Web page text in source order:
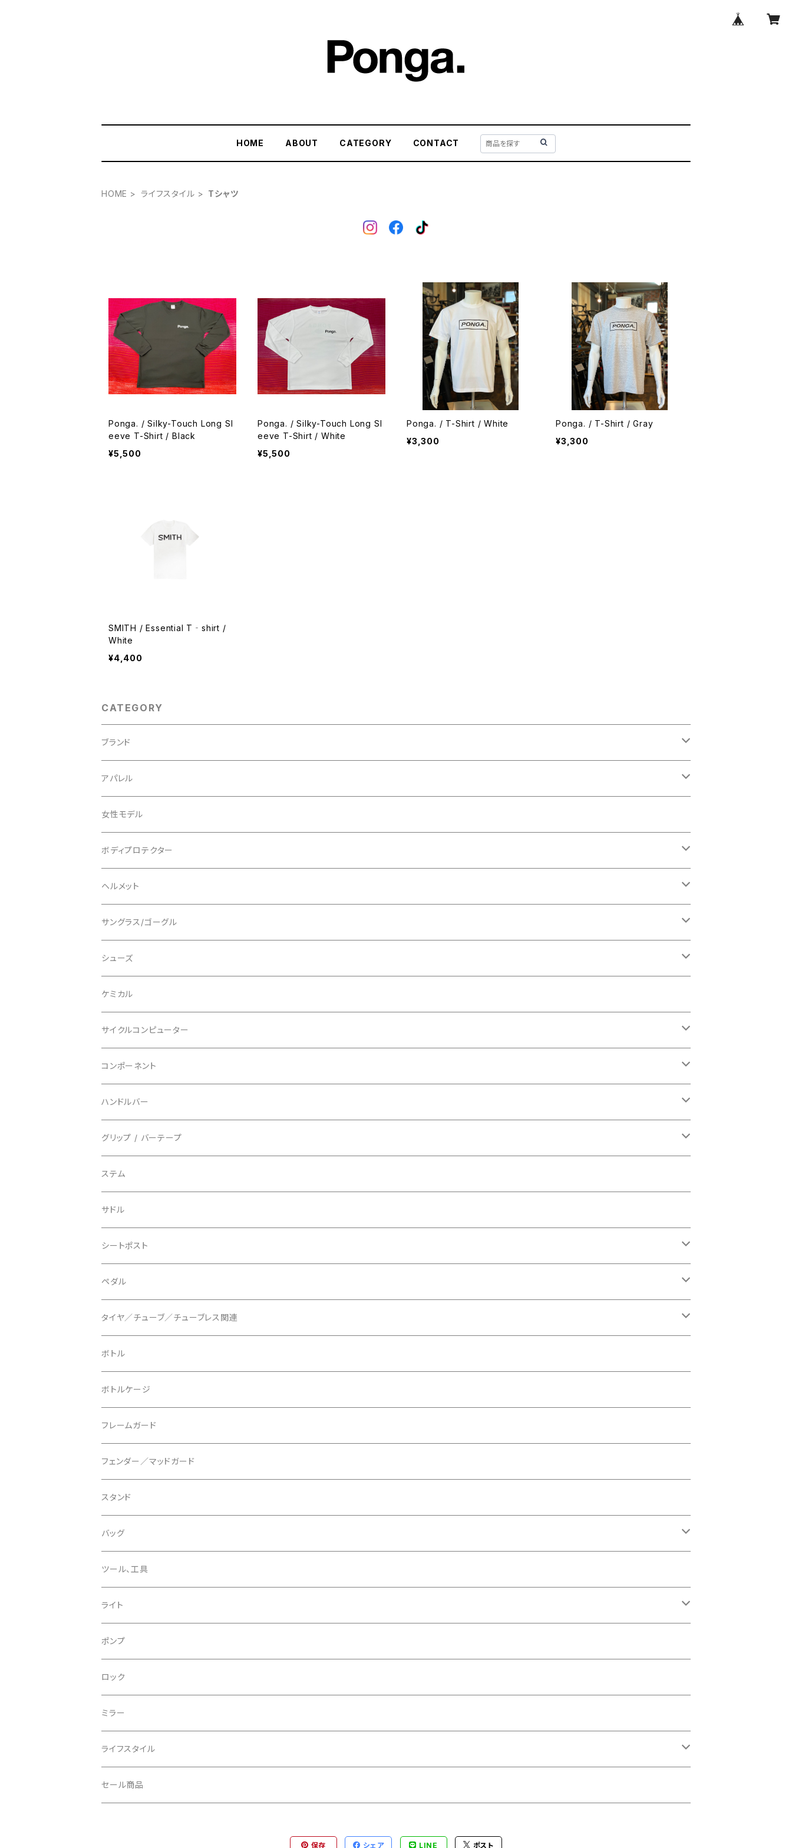
HOME ABOUT CATEGORY CONTACT
HOME ライフスタイル Tシャツ
Ponga. / Silky-Touch Long Sl
eeve T-Shirt / Black
¥5,500
Ponga. / Silky-Touch Long Sl
eeve T-Shirt / White
¥5,500
Ponga. / T-Shirt / White
¥3,300
Ponga. / T-Shirt / Gray
¥3,300
SMITH / Essential T‐shirt /
White
¥4,400
CATEGORY
ブランド
ABUS/アブス
ADEPT/アデプト
AENOMALY/アエノマリー
ALL MOUNTAIN STYLE
AVID/アヴィド
BAR MITTS/バーミッツ
BAZOOKA/バズーカ
BBB/ビービービー
BELL/ベル
BIKEHAND/バイクハンド
BIO RACER/ビオレーサー
BIKEYOKE/バイクヨーク
BLACKBURN/ブラックバーン
BLB/ビーエルビー
BLUEGRASS/ブルーグラス
BONTRAGER/ボントレガー
BURGTEC/バーグテック
BUSCH＋MULLER/ブッシュ＆ミュラー
CAMELBAK/キャメルバッグ
CERAMIC SPEED/セラミックスピード
CHRIS KING/クリスキング
CHROMAG/クロマグ
CHROME/クローム
CONTINENTAL/コンチネンタル
CRANE/クレーン
CRANKBROTHERS/クランクブラザーズ
CROSS SECTION/クロスセクション
CLIK/クリック
CUSH CORE/クッシュコア
アパレル
Tシャツ
ジャージ
ロングスリーブ
ショートスリーブ
ジャケット
ショーツ
ビブタイプ
パンツ / タイツ
上下セット
グローブ
指切り
フルフィンガー
ソックス
シューズカバー
キャップ
その他
女性モデル
ボディプロテクター
エルボー/肘
ニー/膝
その他
ヘルメット
ロード
マウンテンバイク
フルフェイス
キッズ
サングラス/ゴーグル
アクセサリー
シューズ
ロード
グラベル
マウンテンバイク
フラットペダル用
ビンディングペダル用
インソール
ケミカル
サイクルコンピューター
ヘッドユニット
センサー
アクセサリー
コンポーネント
カセットスプロケット
シフターマウント
ステムスペーサー
ケーブル類
チェーンガイド／キャッチャー
チェーンリング
ディスクブレーキ
ブレーキローター
ブレーキパッド
ディレーラーハンガー
トップキャップ
ベル
ボトムブラケット
リアディレーラー
チェーン
ハンドルバー
ドロップハンドル
フラット/ライザーバー
グリップ / バーテープ
グリップ
バーテープ
グリップカラー / バーエンドキャップ
ステム
サドル
シートポスト
ドロッパーポスト
シートクランプ
ペダル
ビンディングペダル
フラットペダル
クリート
タイヤ／チューブ／チューブレス関連
700c
29" / 27.5"
〜26"
タイヤインサート
リムテープ
チューブレスバルブ/ バルブキャップ
シーラント
ボトル
ボトルケージ
フレームガード
フェンダー／マッドガード
スタンド
バッグ
サドルバッグ
サコッシュ
バックパック
フレームバッグ
輪行袋
輪行小物
バイクカバー
その他
ツール、工具
ライト
フロントライト
テールライト
ポンプ
ロック
ミラー
ライフスタイル
キャップ
セール商品
保存 シェア LINE ポスト